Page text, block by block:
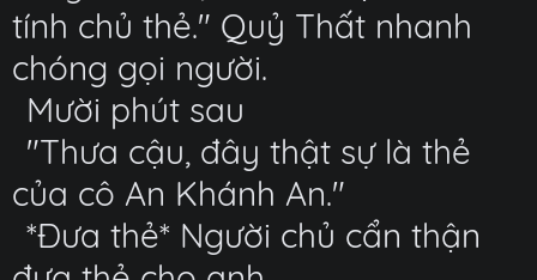
tính chủ thẻ." Quỷ Thất nhanh
chóng gọi người.
Mười phút sau
"Thưa cậu, đây thật sự là thẻ
của cô An Khánh An."
*Đưa thẻ* Người chủ cẩn thận